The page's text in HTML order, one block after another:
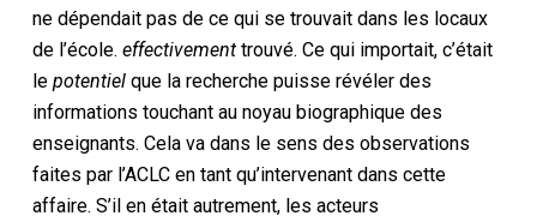
ne dépendait pas de ce qui se trouvait dans les locaux
de l’école. effectivementtrouvé. Ce qui importait, c’était
le potentielque la recherche puisse révéler des
informations touchant au noyau biographique des
enseignants. Cela va dans le sens des observations
faites par l’ACLC en tant qu’intervenant dans cette
affaire. S’il en était autrement, les acteurs